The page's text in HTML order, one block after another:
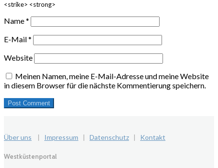
<strike> <strong>
Name*
E-Mail*
Website
Meinen Namen, meine E-Mail-Adresse und meine Website
in diesem Browser für die nächste Kommentierung speichern.
Über uns | Impressum | Datenschutz | Kontakt
Westküstenportal